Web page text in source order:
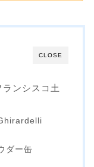
CLOSE
ンシスコ土
ダー缶